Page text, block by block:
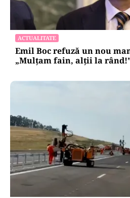
ACTUALITATE
Emil Boc refuză un nou
„Mulțam fain, alții la